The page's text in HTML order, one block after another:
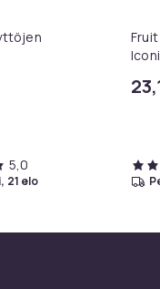
5,0
21 elo